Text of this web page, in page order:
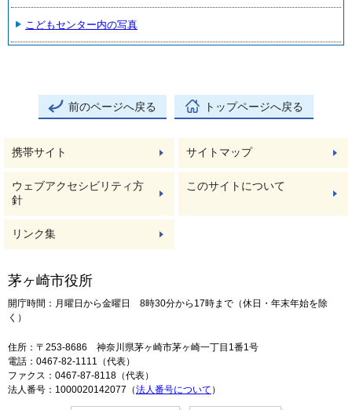
こどもセンター内の写真
前のページへ戻る トップページへ戻る
携帯サイト サイトマップ
ウェブアクセシビリティ方
針
このサイトについて
リンク集
茅ヶ崎市役所
開庁時間：月曜日から金曜日 8時30分から17時まで（休日・年末年始を除
く）
住所：〒253-8686 神奈川県茅ヶ崎市茅ヶ崎一丁目1番1号
電話：0467-82-1111（代表）
ファクス：0467-87-8118（代表）
法人番号：1000020142077（法人番号について ）